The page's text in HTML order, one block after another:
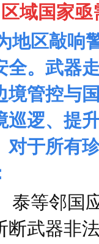
域国家
地区敲
全。武器
境管控与
巡逻、提
对于所有
泰等邻国
断武器非